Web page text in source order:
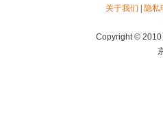
关于我们
隐私
Copyright © 2010